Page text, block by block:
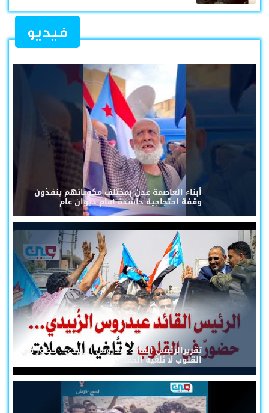
فيديو
أبناء العاصمة عدن بمختلف مكوناتهم ينفذون
وقفة احتجاجية حاشدة أمام ديوان عام
تقريرالرئيس القائد عيدروس الزُبيدي... حضورٌ في
القلوب لا تُلغيه الحملات